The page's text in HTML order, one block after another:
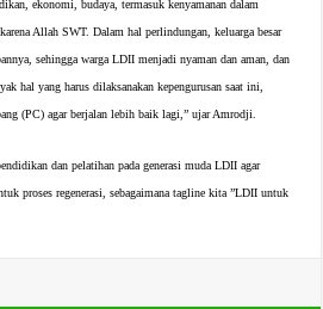
ekonomi, budaya, termasuk kenyamanan dalam
Allah SWT. Dalam hal perlindungan, keluarga besar
sehingga warga LDII menjadi nyaman dan aman, dan
hal yang harus dilaksanakan kepengurusan saat ini,
(PC) agar berjalan lebih baik lagi,” ujar Amrodji.
dan pelatihan pada generasi muda LDII agar
proses regenerasi, sebagaimana tagline kita ”LDII untuk